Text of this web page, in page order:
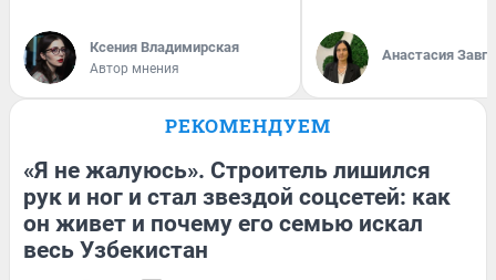
Ксения Владимирская
Автор мнения
Анастасия
РЕКОМЕНДУЕМ
«Я не жалуюсь». Строитель лишился
рук и ног и стал звездой соцсетей: как
он живет и почему его семью искал
весь Узбекистан